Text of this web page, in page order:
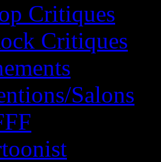
Critiques
Critiques
Salons